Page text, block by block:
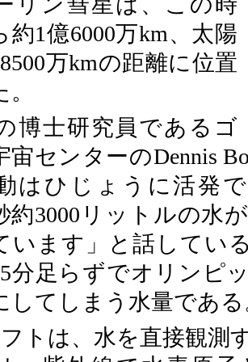
約1億6000万km、太陽
万kmの距離に位置
博士研究員であるゴ
宙センターのDennis
はひじょうに活発
約3000リットルの水
います」と話してい
分足らずでオリンピ
してしまう水量であ
トは、水を直接観測